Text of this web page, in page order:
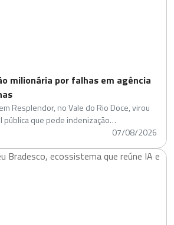
milionária por falhas em agência
Resplendor, no Vale do Rio Doce, virou
pública que pede indenização…
07/08/2026